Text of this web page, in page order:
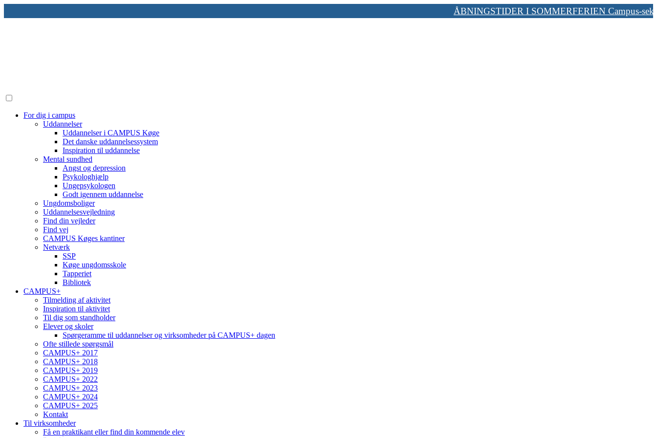
to
ÅBNINGSTIDER I SOMMERFERIEN Campus-
For dig i campus
Uddannelser
Uddannelser i CAMPUS Køge
Det danske uddannelsessystem
Inspiration til uddannelse
Mental sundhed
Angst og depression
Psykologhjælp
Ungepsykologen
Godt igennem uddannelse
Ungdomsboliger
Uddannelsesvejledning
Find din vejleder
Find vej
CAMPUS Køges kantiner
Netværk
SSP
Køge ungdomsskole
Tapperiet
Bibliotek
CAMPUS+
Tilmelding af aktivitet
Inspiration til aktivitet
Til dig som standholder
Elever og skoler
Spørgeramme til uddannelser og virksomheder på CAMPUS+ dagen
Ofte stillede spørgsmål
CAMPUS+ 2017
CAMPUS+ 2018
CAMPUS+ 2019
CAMPUS+ 2022
CAMPUS+ 2023
CAMPUS+ 2024
CAMPUS+ 2025
Kontakt
Til virksomheder
Få en praktikant eller find din kommende elev